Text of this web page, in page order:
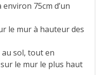
75cm d’un
le mur à hauteur des
sol, tout en
le mur le plus haut